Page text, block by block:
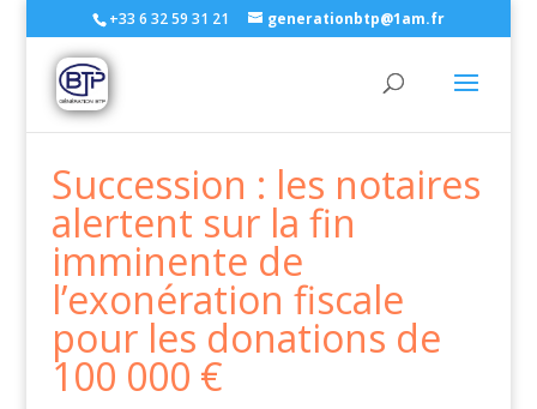
+33 6 32 59 31 21 generationbtp@1am.fr
Succession : les notaires
alertent sur la fin
imminente de
l’exonération fiscale
pour les donations de
100 000 €